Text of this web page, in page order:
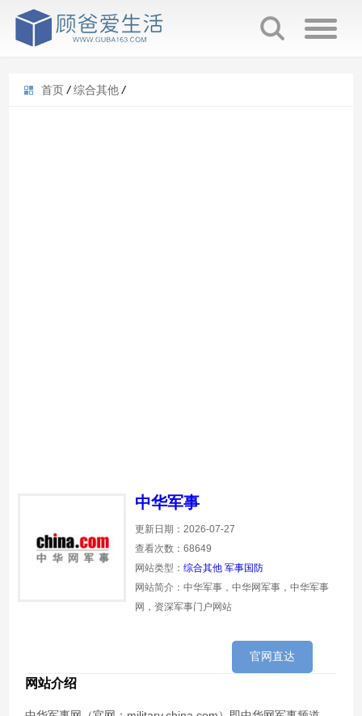
首页 / 综合其他 /
中华军事
更新日期：2026-07-27
查看次数：68649
网站类型：综合其他 军事国防
网站简介：中华军事，中华网军事，中华军事
网，资深军事门户网站
官网直达
网站介绍